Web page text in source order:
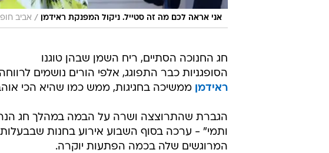
אני אראה לכם מה זה סטייל. ניקול המפנקת ראידמן / אביב
חג החנוכה הסתיים, ריח השמן שבהן טוגנו
הסופגניות כבר התפוגג, אלפי הורים נושמים
ראידמן ממשיכה בחגיגות, ממש כמו שהיא הכי
הגברת שהתרוצצה ושרה על הבמה במהלך חג
ותמי" - ערכה בסוף השבוע אירוע בחנות
המרוגשים שלה בכמה הפתעות יוקרה.